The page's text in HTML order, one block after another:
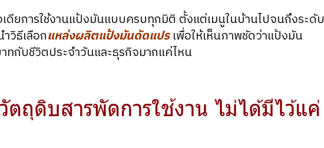
ดียการใช้งานแป้งมันแบบครบทุกมิติ ตั้งแต่เมนูในบ้านไปจนถึงระดับ
วิธีเลือกแหล่งผลิตแป้งมันดัดแปรเพื่อให้เห็นภาพชัดว่าแป้งมัน
กับชีวิตประจำวันและธุรกิจมากแค่ไหน
ตถุดิบสารพัดการใช้งาน ไม่ได้มีไว้แค่